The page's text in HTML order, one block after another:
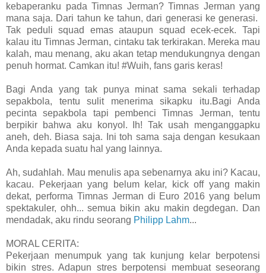
kebaperanku pada Timnas Jerman? Timnas Jerman yang
mana saja. Dari tahun ke tahun, dari generasi ke generasi.
Tak peduli squad emas ataupun squad ecek-ecek. Tapi
kalau itu Timnas Jerman, cintaku tak terkirakan. Mereka mau
kalah, mau menang, aku akan tetap mendukungnya dengan
penuh hormat. Camkan itu! #Wuih, fans garis keras!
Bagi Anda yang tak punya minat sama sekali terhadap
sepakbola, tentu sulit menerima sikapku itu.Bagi Anda
pecinta sepakbola tapi pembenci Timnas Jerman, tentu
berpikir bahwa aku konyol. Ih! Tak usah menganggapku
aneh, deh. Biasa saja. Ini toh sama saja dengan kesukaan
Anda kepada suatu hal yang lainnya.
Ah, sudahlah. Mau menulis apa sebenarnya aku ini? Kacau,
kacau. Pekerjaan yang belum kelar, kick off yang makin
dekat, performa Timnas Jerman di Euro 2016 yang belum
spektakuler, ohh... semua bikin aku makin degdegan. Dan
mendadak, aku rindu seorang Philipp Lahm...
MORAL CERITA:
Pekerjaan menumpuk yang tak kunjung kelar berpotensi
bikin stres. Adapun stres berpotensi membuat seseorang